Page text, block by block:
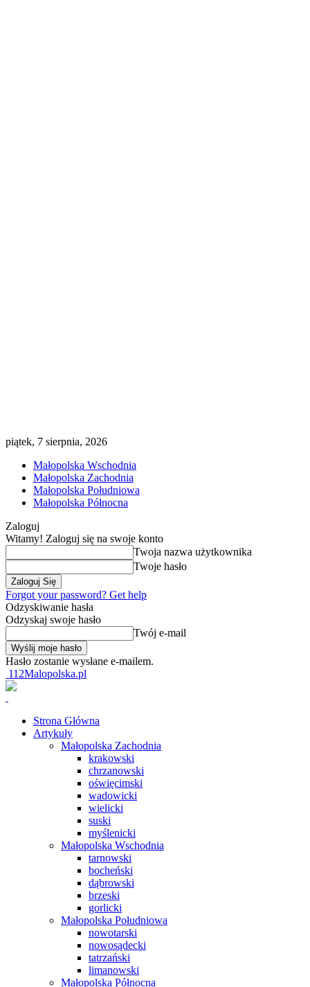
piątek, 7 sierpnia, 2026
Małopolska Wschodnia
Małopolska Zachodnia
Małopolska Południowa
Małopolska Północna
Zaloguj
Witamy! Zaloguj się na swoje konto
Twoja nazwa użytkownika
Twoje hasło
Forgot your password? Get help
Odzyskiwanie hasła
Odzyskaj swoje hasło
Twój e-mail
Hasło zostanie wysłane e-mailem.
112Malopolska.pl
Strona Główna
Artykuły
Małopolska Zachodnia
krakowski
chrzanowski
oświęcimski
wadowicki
wielicki
suski
myślenicki
Małopolska Wschodnia
tarnowski
bocheński
dąbrowski
brzeski
gorlicki
Małopolska Południowa
nowotarski
nowosądecki
tatrzański
limanowski
Małopolska Północna